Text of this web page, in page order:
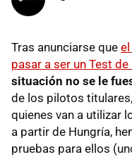
Tras anunciarse que
pasar a ser un Test de
situación no se le
de los pilotos
quienes van a utilizar
a partir de Hungría,
pruebas para ellos